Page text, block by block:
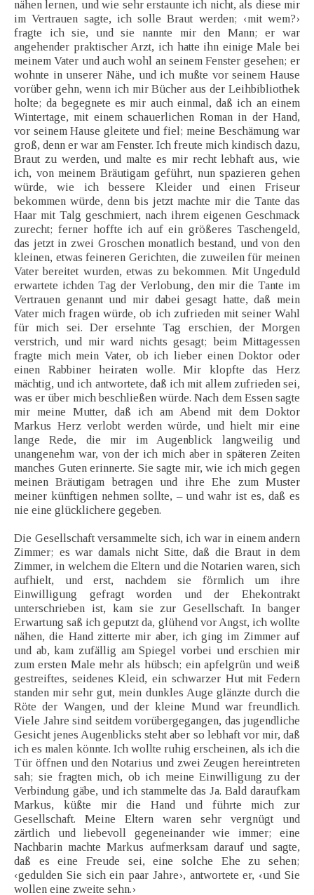
nähen lernen, und wie sehr erstaunte ich nicht, als diese mir
im Vertrauen sagte, ich solle Braut werden; ‹mit wem?›
fragte ich sie, und sie nannte mir den Mann; er war
angehender praktischer Arzt, ich hatte ihn einige Male bei
meinem Vater und auch wohl an seinem Fenster gesehen; er
wohnte in unserer Nähe, und ich mußte vor seinem Hause
vorüber gehn, wenn ich mir Bücher aus der Leihbibliothek
holte; da begegnete es mir auch einmal, daß ich an einem
Wintertage, mit einem schauerlichen Roman in der Hand,
vor seinem Hause gleitete und fiel; meine Beschämung war
groß, denn er war am Fenster. Ich freute mich kindisch dazu,
Braut zu werden, und malte es mir recht lebhaft aus, wie
ich, von meinem Bräutigam geführt, nun spazieren gehen
würde, wie ich bessere Kleider und einen Friseur
bekommen würde, denn bis jetzt machte mir die Tante das
Haar mit Talg geschmiert, nach ihrem eigenen Geschmack
zurecht; ferner hoffte ich auf ein größeres Taschengeld,
das jetzt in zwei Groschen monatlich bestand, und von den
kleinen, etwas feineren Gerichten, die zuweilen für meinen
Vater bereitet wurden, etwas zu bekommen. Mit Ungeduld
erwartete ichden Tag der Verlobung, den mir die Tante im
Vertrauen genannt und mir dabei gesagt hatte, daß mein
Vater mich fragen würde, ob ich zufrieden mit seiner Wahl
für mich sei. Der ersehnte Tag erschien, der Morgen
verstrich, und mir ward nichts gesagt; beim Mittagessen
fragte mich mein Vater, ob ich lieber einen Doktor oder
einen Rabbiner heiraten wolle. Mir klopfte das Herz
mächtig, und ich antwortete, daß ich mit allem zufrieden sei,
was er über mich beschließen würde. Nach dem Essen sagte
mir meine Mutter, daß ich am Abend mit dem Doktor
Markus Herz verlobt werden würde, und hielt mir eine
lange Rede, die mir im Augenblick langweilig und
unangenehm war, von der ich mich aber in späteren Zeiten
manches Guten erinnerte. Sie sagte mir, wie ich mich gegen
meinen Bräutigam betragen und ihre Ehe zum Muster
meiner künftigen nehmen sollte, – und wahr ist es, daß es
nie eine glücklichere gegeben.
Die Gesellschaft versammelte sich, ich war in einem andern
Zimmer; es war damals nicht Sitte, daß die Braut in dem
Zimmer, in welchem die Eltern und die Notarien waren, sich
aufhielt, und erst, nachdem sie förmlich um ihre
Einwilligung gefragt worden und der Ehekontrakt
unterschrieben ist, kam sie zur Gesellschaft. In banger
Erwartung saß ich geputzt da, glühend vor Angst, ich wollte
nähen, die Hand zitterte mir aber, ich ging im Zimmer auf
und ab, kam zufällig am Spiegel vorbei und erschien mir
zum ersten Male mehr als hübsch; ein apfelgrün und weiß
gestreiftes, seidenes Kleid, ein schwarzer Hut mit Federn
standen mir sehr gut, mein dunkles Auge glänzte durch die
Röte der Wangen, und der kleine Mund war freundlich.
Viele Jahre sind seitdem vorübergegangen, das jugendliche
Gesicht jenes Augenblicks steht aber so lebhaft vor mir, daß
ich es malen könnte. Ich wollte ruhig erscheinen, als ich die
Tür öffnen und den Notarius und zwei Zeugen hereintreten
sah; sie fragten mich, ob ich meine Einwilligung zu der
Verbindung gäbe, und ich stammelte das Ja. Bald daraufkam
Markus, küßte mir die Hand und führte mich zur
Gesellschaft. Meine Eltern waren sehr vergnügt und
zärtlich und liebevoll gegeneinander wie immer; eine
Nachbarin machte Markus aufmerksam darauf und sagte,
daß es eine Freude sei, eine solche Ehe zu sehen;
‹gedulden Sie sich ein paar Jahre›, antwortete er, ‹und Sie
wollen eine zweite sehn.›